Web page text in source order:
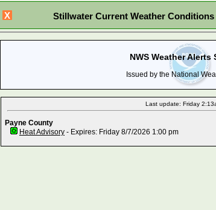
X Stillwater Current Weather